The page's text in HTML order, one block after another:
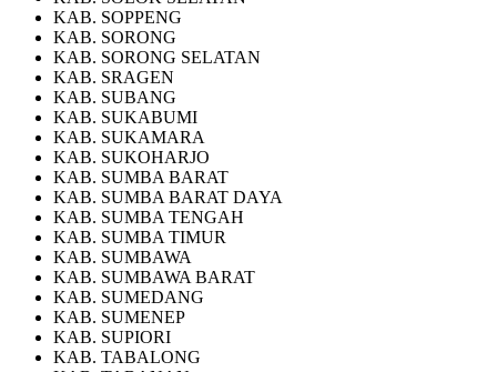
KAB. SOPPENG
KAB. SORONG
KAB. SORONG SELATAN
KAB. SRAGEN
KAB. SUBANG
KAB. SUKABUMI
KAB. SUKAMARA
KAB. SUKOHARJO
KAB. SUMBA BARAT
KAB. SUMBA BARAT DAYA
KAB. SUMBA TENGAH
KAB. SUMBA TIMUR
KAB. SUMBAWA
KAB. SUMBAWA BARAT
KAB. SUMEDANG
KAB. SUMENEP
KAB. SUPIORI
KAB. TABALONG